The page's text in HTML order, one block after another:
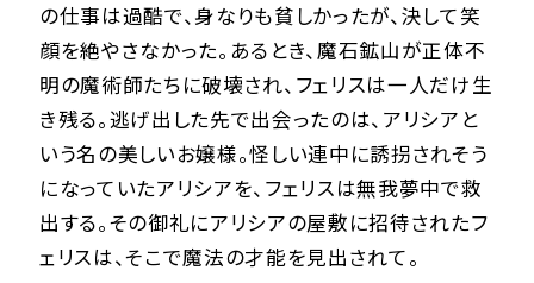
の仕事は過酷で、身なりも貧しかったが、決して笑
顔を絶やさなかった。あるとき、魔石鉱山が正体不
明の魔術師たちに破壊され、フェリスは一人だけ生
き残る。逃げ出した先で出会ったのは、アリシアと
いう名の美しいお嬢様。怪しい連中に誘拐されそう
になっていたアリシアを、フェリスは無我夢中で救
出する。その御礼にアリシアの屋敷に招待されたフ
ェリスは、そこで魔法の才能を見出されて――。